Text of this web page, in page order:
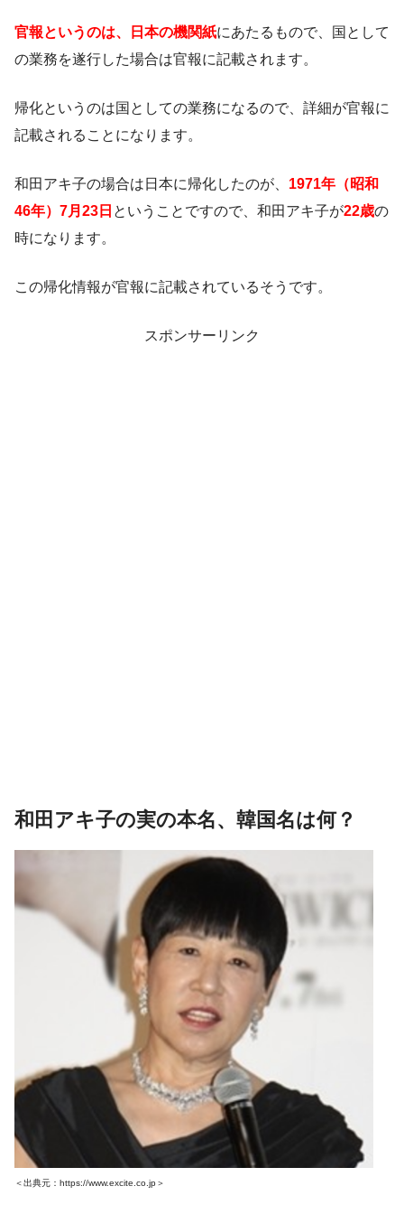
官報というのは、日本の機関紙にあたるもので、国として
の業務を遂行した場合は官報に記載されます。
帰化というのは国としての業務になるので、詳細が官報に
記載されることになります。
和田アキ子の場合は日本に帰化したのが、 1971年（昭和
46年） 7月 23 日 ということですので、和田アキ子が22歳の
時になります。
この帰化情報が官報に記載されているそうです。
スポンサーリンク
和田アキ子の実の本名、韓国名は何？
＜出典元： https://www.excite.co.jp＞